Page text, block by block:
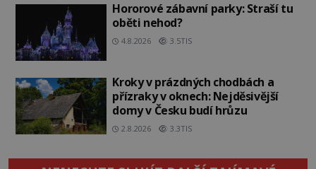
Hororové zábavní parky: Straší tu
oběti nehod?
4.8.2026 3.5TIS
Kroky v prázdných chodbách a
přízraky v oknech: Nejděsivější
domy v Česku budí hrůzu
2.8.2026 3.3TIS